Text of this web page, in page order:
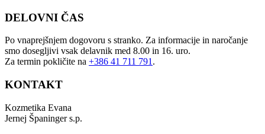
DELOVNI ČAS
Po vnaprejšnjem dogovoru s stranko. Za informacije in naročanje
smo dosegljivi vsak delavnik med 8.00 in 16. uro.
Za termin pokličite na +386 41 711 791 .
KONTAKT
Kozmetika Evana
Jernej Španinger s.p.